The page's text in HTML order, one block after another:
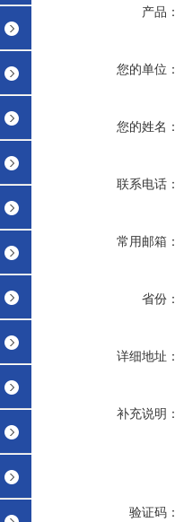
产品：
您的单位：
您的姓名：
联系电话：
常用邮箱：
省份：
详细地址：
补充说明：
验证码：